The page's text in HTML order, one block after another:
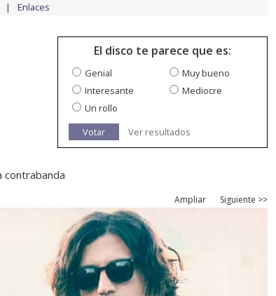
Enlaces
El disco te parece que es:
Genial
Muy bueno
Interesante
Mediocre
Un rollo
Votar
Ver resultados
contrabanda
Ampliar Siguiente >>